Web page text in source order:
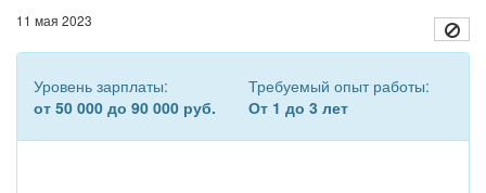
11 мая 2023
Уровень зарплаты:
от 50 000 до 90 000 руб.
Требуемый опыт работы:
От 1 до 3 лет